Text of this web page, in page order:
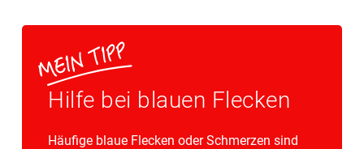
Hilfe bei blauen Flecken
Häufige blaue Flecken oder Schmerzen sind